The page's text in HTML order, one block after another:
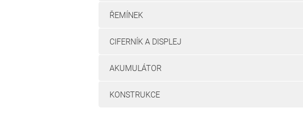
ŘEMÍNEK
CIFERNÍK A DISPLEJ
AKUMULÁTOR
KONSTRUKCE